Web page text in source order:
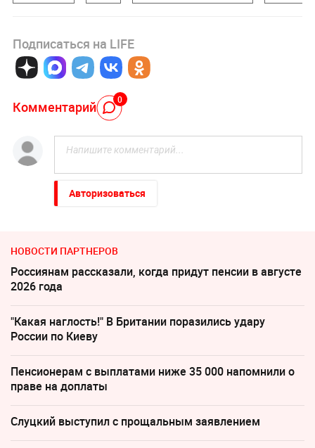
Подписаться на LIFE
Комментарий 0
Авторизоваться
НОВОСТИ ПАРТНЕРОВ
Россиянам рассказали, когда придут пенсии в августе
2026 года
"Какая наглость!" В Британии поразились удару
России по Киеву
Пенсионерам с выплатами ниже 35 000 напомнили о
праве на доплаты
Слуцкий выступил с прощальным заявлением